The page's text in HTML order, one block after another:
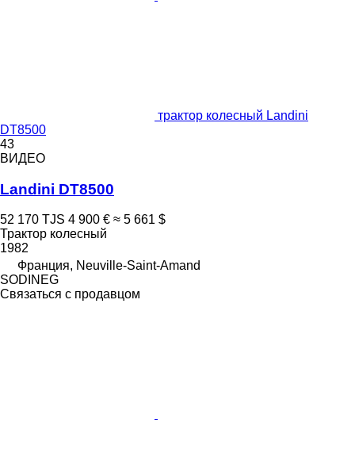
трактор колесный Landini
DT8500
43
ВИДЕО
Landini DT8500
52 170 TJS 4 900 € ≈ 5 661 $
Трактор колесный
1982
Франция, Neuville-Saint-Amand
SODINEG
Связаться с продавцом